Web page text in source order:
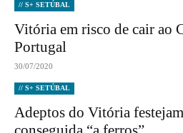
// S+ SETÚBAL
Vitória em risco de cair ao
Portugal
30/07/2020
// S+ SETÚBAL
Adeptos do Vitória